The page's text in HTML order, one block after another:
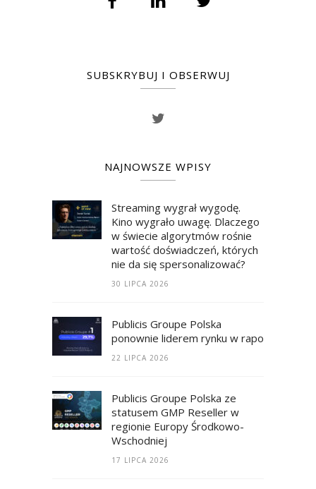
SUBSKRYBUJ I OBSERWUJ
NAJNOWSZE WPISY
Streaming wygrał wygodę.
Kino wygrało uwagę. Dlaczego
w świecie algorytmów rośnie
wartość doświadczeń, których
nie da się spersonalizować?
30 LIPCA 2026
Publicis Groupe Polska
ponownie liderem rynku w raporcie
22 LIPCA 2026
Publicis Groupe Polska ze
statusem GMP Reseller w
regionie Europy Środkowo-
Wschodniej
17 LIPCA 2026